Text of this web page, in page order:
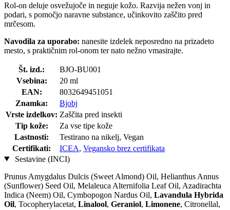
Rol-on deluje osvežujoče in neguje kožo. Razvija nežen vonj in
podari, s pomočjo naravne substance, učinkovito zaščito pred
mrčesom.
Navodila za uporabo: nanesite izdelek neposredno na prizadeto
mesto, s praktičnim rol-onom ter nato nežno vmasirajte.
Št. izd.:
BJO-BU001
Vsebina:
20 ml
EAN:
8032649451051
Znamka:
Bjobj
Vrste izdelkov: Zaščita pred insekti
Tip kože:
Za vse tipe kože
Lastnosti:
Testirano na nikelj, Vegan
Certifikati:
ICEA, Vegansko brez certifikata
Sestavine (INCI)
Prunus Amygdalus Dulcis (Sweet Almond) Oil, Helianthus Annus
(Sunflower) Seed Oil, Melaleuca Alternifolia Leaf Oil, Azadirachta
Indica (Neem) Oil, Cymbopogon Nardus Oil, Lavandula Hybrida
Oil, Tocopherylacetat, Linalool, Geraniol, Limonene, Citronellal,